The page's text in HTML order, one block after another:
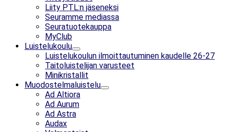
Liity PTL:n jäseneksi
Seuramme mediassa
Seuratuotekauppa
MyClub
Luistelukoulu
Luistelukoulun ilmoittautuminen kaudelle 26-27
Taitoluistelijan varusteet
Minikristallit
Muodostelmaluistelu
Ad Altiora
Ad Aurum
Ad Astra
Audax